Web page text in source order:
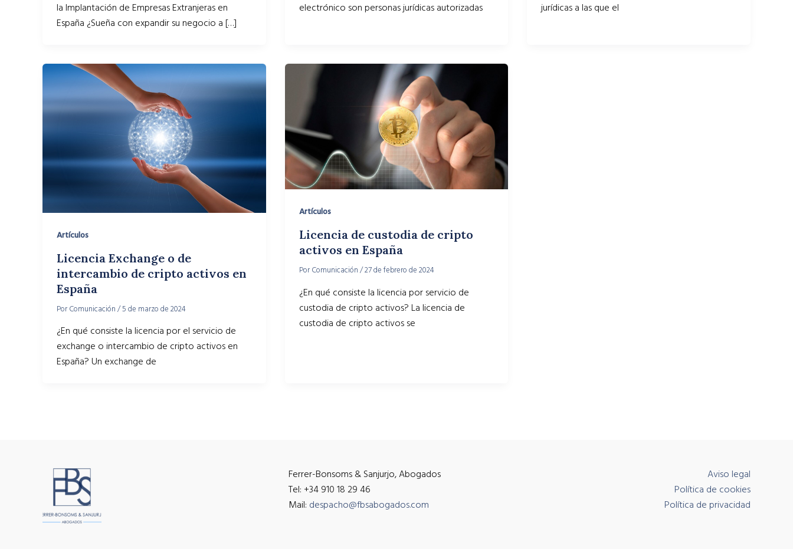
la Implantación de Empresas Extranjeras en
España ¿Sueña con expandir su negocio a […]
electrónico son personas jurídicas autorizadas
jurídicas a las que el
Artículos
Licencia Exchange o de
intercambio de cripto activos en
España
Por Comunicación /5 de marzo de 2024
¿En qué consiste la licencia por el servicio de
exchange o intercambio de cripto activos en
España? Un exchange de
Artículos
Licencia de custodia de cripto
activos en España
Por Comunicación /27 de febrero de 2024
¿En qué consiste la licencia por servicio de
custodia de cripto activos? La licencia de
custodia de cripto activos se
Ferrer-Bonsoms & Sanjurjo, Abogados
Tel: +34 910 18 29 46
Mail: despacho@fbsabogados.com
Aviso legal
Política de cookies
Política de privacidad